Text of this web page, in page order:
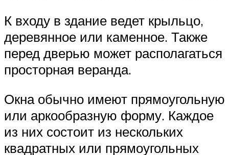
К входу в здание ведет крыльцо,
деревянное или каменное. Также
перед дверью может располагаться
просторная веранда.
Окна обычно имеют прямоугольную
или аркообразную форму. Каждое
из них состоит из нескольких
квадратных или прямоугольных